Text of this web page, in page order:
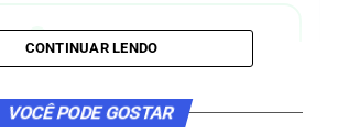
Canal WhatsApp
Google News
CONTINUAR LENDO
VOCÊ PODE GOSTAR